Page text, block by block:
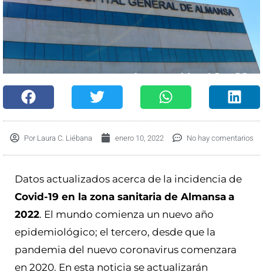
PorLaura C. Liébana enero 10, 2022 No hay comentarios
Datos actualizados acerca de la incidencia de
Covid-19 en la zona sanitaria de Almansa a
2022. El mundo comienza un nuevo año
epidemiológico; el tercero, desde que la
pandemia del nuevo coronavirus comenzara
en 2020. En esta noticia se actualizarán